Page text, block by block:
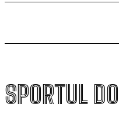
SPORTUL